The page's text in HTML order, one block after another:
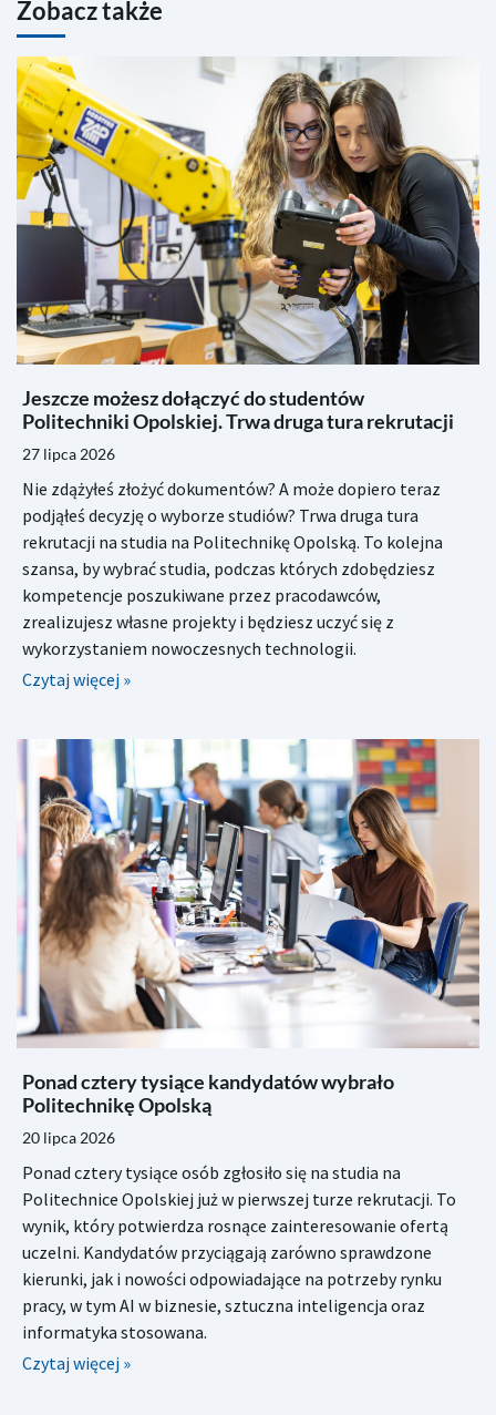
Zobacz także
Jeszcze możesz dołączyć do studentów
Politechniki Opolskiej. Trwa druga tura rekrutacji
27 lipca 2026
Nie zdążyłeś złożyć dokumentów? A może dopiero teraz
podjąłeś decyzję o wyborze studiów? Trwa druga tura
rekrutacji na studia na Politechnikę Opolską. To kolejna
szansa, by wybrać studia, podczas których zdobędziesz
kompetencje poszukiwane przez pracodawców,
zrealizujesz własne projekty i będziesz uczyć się z
wykorzystaniem nowoczesnych technologii.
Czytaj więcej »
Ponad cztery tysiące kandydatów wybrało
Politechnikę Opolską
20 lipca 2026
Ponad cztery tysiące osób zgłosiło się na studia na
Politechnice Opolskiej już w pierwszej turze rekrutacji. To
wynik, który potwierdza rosnące zainteresowanie ofertą
uczelni. Kandydatów przyciągają zarówno sprawdzone
kierunki, jak i nowości odpowiadające na potrzeby rynku
pracy, w tym AI w biznesie, sztuczna inteligencja oraz
informatyka stosowana.
Czytaj więcej »